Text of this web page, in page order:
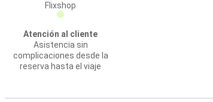
Flixshop
Atención al cliente
Asistencia sin
complicaciones desde la
reserva hasta el viaje